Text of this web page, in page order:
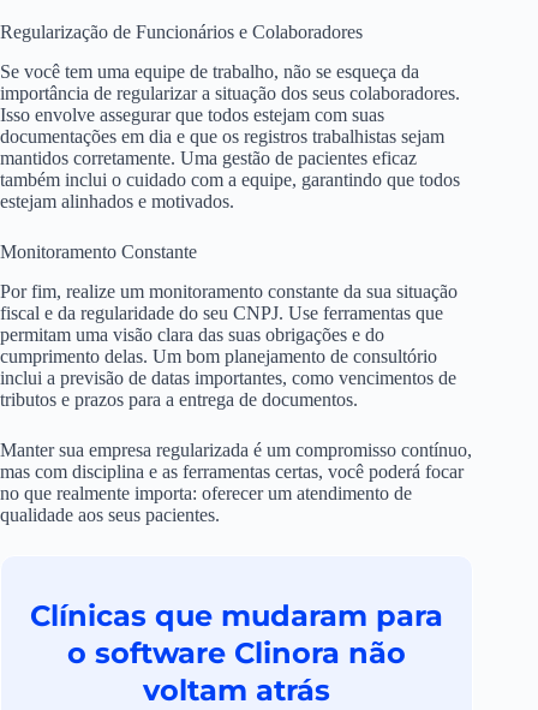
Regularização de Funcionários e Colaboradores
Se você tem uma equipe de trabalho, não se esqueça da
importância de regularizar a situação dos seus colaboradores.
Isso envolve assegurar que todos estejam com suas
documentações em dia e que os registros trabalhistas sejam
mantidos corretamente. Uma gestão de pacientes eficaz
também inclui o cuidado com a equipe, garantindo que todos
estejam alinhados e motivados.
Monitoramento Constante
Por fim, realize um monitoramento constante da sua situação
fiscal e da regularidade do seu CNPJ. Use ferramentas que
permitam uma visão clara das suas obrigações e do
cumprimento delas. Um bom planejamento de consultório
inclui a previsão de datas importantes, como vencimentos de
tributos e prazos para a entrega de documentos.
Manter sua empresa regularizada é um compromisso contínuo,
mas com disciplina e as ferramentas certas, você poderá focar
no que realmente importa: oferecer um atendimento de
qualidade aos seus pacientes.
Clínicas que mudaram para
o software Clinora não
voltam atrás